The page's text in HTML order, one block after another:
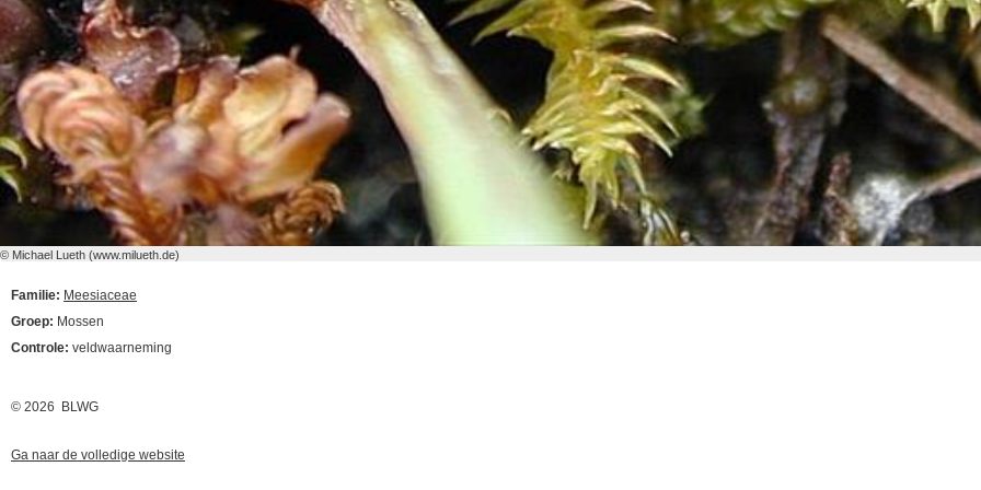
© Michael Lueth (www.milueth.de)
Familie: Meesiaceae
Groep: Mossen
Controle: veldwaarneming
© 2026 BLWG
Ga naar de volledige website